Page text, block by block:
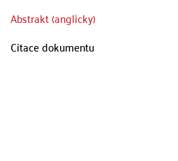
Abstrakt (anglicky)
Citace dokumentu